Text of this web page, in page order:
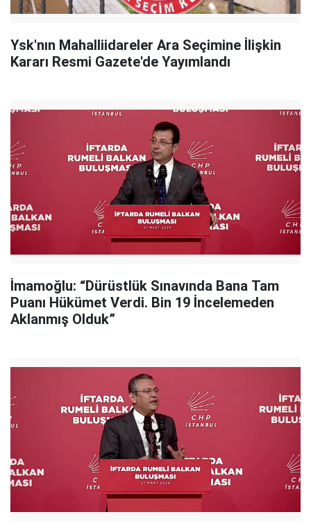
Ysk'nın Mahalliidareler Ara Seçimine İlişkin
Kararı Resmi Gazete'de Yayımlandı
İmamoğlu: “Dürüstlük Sınavında Bana Tam
Puanı Hükümet Verdi. Bin 19 İncelemeden
Aklanmış Olduk”